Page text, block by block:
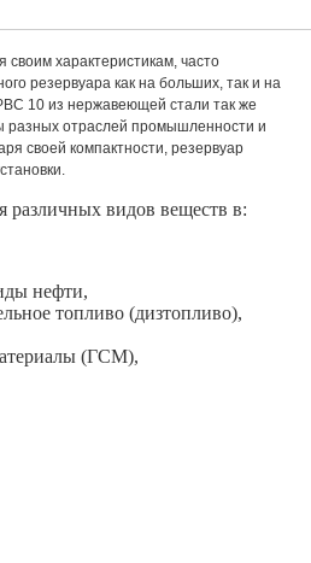
характеристикам, часто
резервуара как на больших, так и на
10 из нержавеющей стали так же
разных отраслей промышленности и
своей компактности, резервуар
различных видов веществ в:
нефти,
топливо (дизтопливо),
(ГСМ),